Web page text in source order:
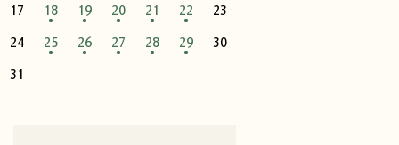
17
18 19 20 21 22
23
24
25 26 27 28 29
30
31